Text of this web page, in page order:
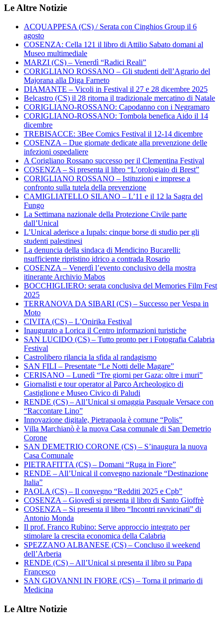
Le Altre Notizie
ACQUAPPESA (CS) / Serata con Cinghios Group il 6
agosto
COSENZA: Cella 121 il libro di Attilio Sabato domani al
Museo multimediale
MARZI (CS) – Venerdì “Radici Reali”
CORIGLIANO ROSSANO – Gli studenti dell’Agrario del
Majorana alla Diga Farneto
DIAMANTE – Vicoli in Festival il 27 e 28 dicembre 2025
Belcastro (CS) il 28 ritorna il tradizionale mercatino di Natale
CORIGLIANO-ROSSANO: Capodanno con i Negramaro
CORIGLIANO-ROSSANO: Tombola benefica Aido il 14
dicembre
TREBISACCE: 3Bee Comics Festival il 12-14 dicembre
COSENZA – Due giornate dedicate alla prevenzione delle
infezioni ospedaliere
A Corigliano Rossano successo per il Clementina Festival
COSENZA – Si presenta il libro “L’orologiaio di Brest”
CORIGLIANO ROSSANO – Istituzioni e imprese a
confronto sulla tutela della prevenzione
CAMIGLIATELLO SILANO – L’11 e il 12 la Sagra del
Fungo
La Settimana nazionale della Protezione Civile parte
dall’Unical
L’Unical aderisce a Iupals: cinque borse di studio per gli
studenti palestinesi
La denuncia della sindaca di Mendicino Bucarelli:
nsufficiente ripristino idrico a contrada Rosario
COSENZA – Venerdì l’evento conclusivo della mostra
itinerante Archivio Mabos
BOCCHIGLIERO: serata conclusiva del Memories Film Fest
2025
TERRANOVA DA SIBARI (CS) – Successo per Vespa in
Moto
CIVITA (CS) – L’Onirika Festival
Inaugurato a Lorica il Centro informazioni turistiche
SAN LUCIDO (CS) – Tutto pronto per i Fotografia Calabria
Festival
Castrolibero rilancia la sfida al randagismo
SAN FILI – Presentate “Le Notti delle Magare”
CERISANO – Lunedì “Tre giorni per Gaza: oltre i muri”
Giornalisti e tour operator al Parco Archeologico di
Castiglione e Museo Civico di Paludi
RENDE (CS) – All’Unical si omaggia Pasquale Versace con
“Raccontare Lino”
Innovazione digitale, Pietrapaola è comune “Polis”
Villa Marchianò è la nuova Casa comunale di San Demetrio
Corone
SAN DEMETRIO CORONE (CS) – S’inaugura la nuova
Casa Comunale
PIETRAFITTA (CS) – Domani “Ruga in Fiore”
RENDE – All’Unical il convegno nazionale “Destinazione
Italia”
PAOLA (CS) – Il convegno “Redditi 2025 e Cpb”
COSENZA – Giovedì si presenta il libro di Santo Gioffrè
COSENZA – Si presenta il libro “Incontri ravvicinati” di
Antonio Monda
Il prof. Franco Rubino: Serve approccio integrato per
stimolare la crescita economica della Calabria
SPEZZANO ALBANESE (CS) – Concluso il weekend
dell’Arberia
RENDE (CS) – All’Unical si presenta il libro su Papa
Francesco
SAN GIOVANNI IN FIORE (CS) – Torna il primario di
Medicina
Le Altre Notizie